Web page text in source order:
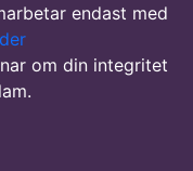
endast med
om din integritet